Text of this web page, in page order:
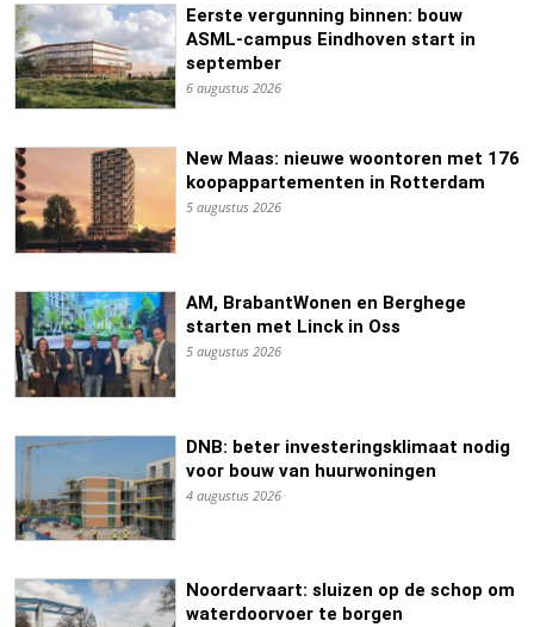
Eerste vergunning binnen: bouw
ASML-campus Eindhoven start in
september
6 augustus 2026
New Maas: nieuwe woontoren met 176
koopappartementen in Rotterdam
5 augustus 2026
AM, BrabantWonen en Berghege
starten met Linck in Oss
5 augustus 2026
DNB: beter investeringsklimaat nodig
voor bouw van huurwoningen
4 augustus 2026
Noordervaart: sluizen op de schop om
waterdoorvoer te borgen